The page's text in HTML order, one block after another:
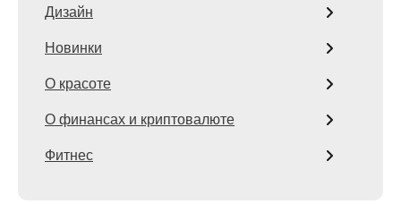
Дизайн
Новинки
О красоте
О финансах и криптовалюте
Фитнес